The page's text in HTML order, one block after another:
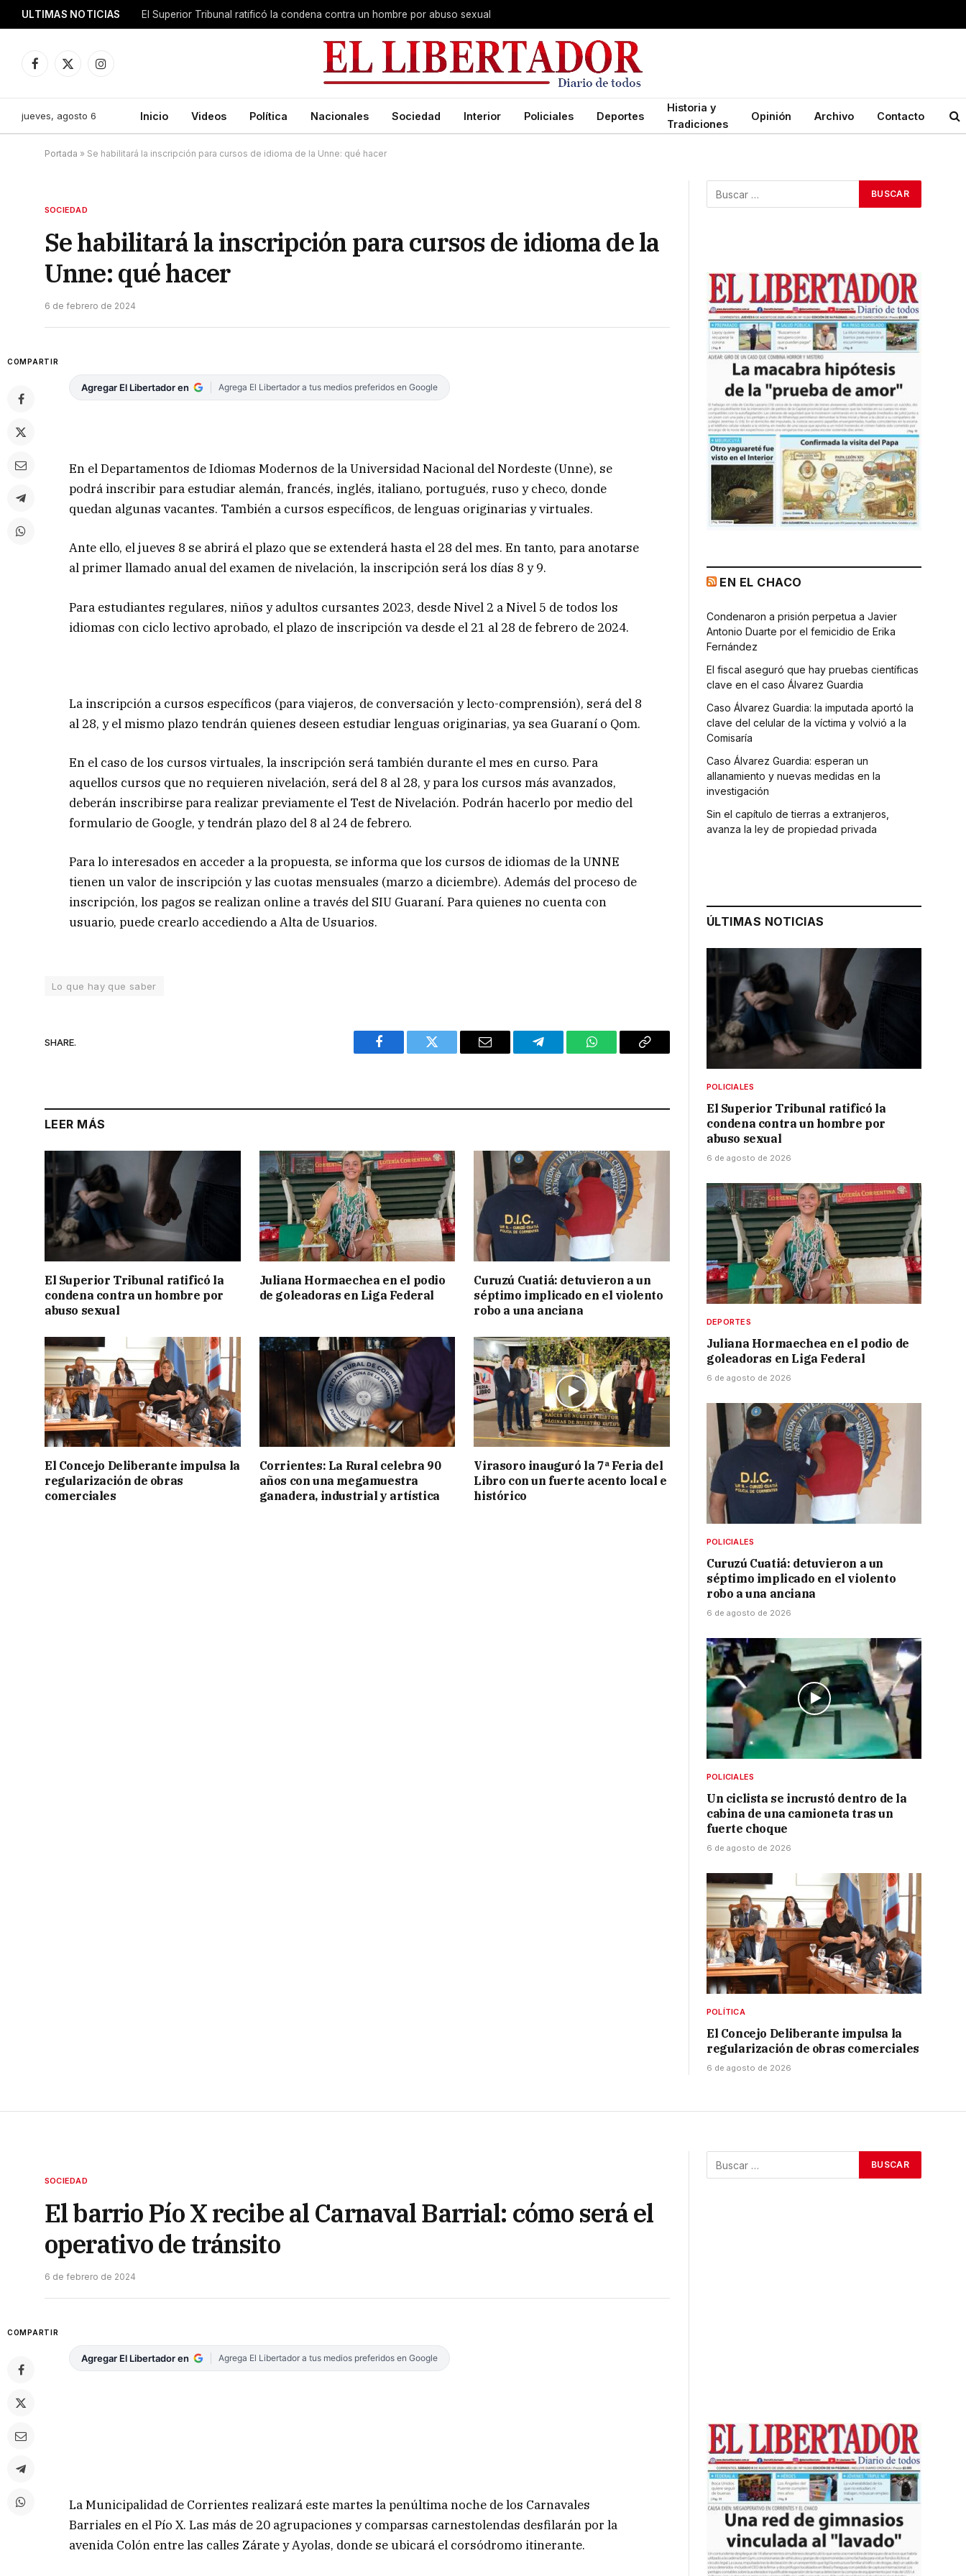
ULTIMAS NOTICIAS El Superior Tribunal ratificó la condena contra un hombre por abuso sexual
Facebook
X
Instagram
jueves, agosto 6 Inicio Videos Política Nacionales Sociedad Interior Policiales Deportes
Historia y
Tradiciones
Opinión Archivo Contacto
Portada » Se habilitará la inscripción para cursos de idioma de la Unne: qué hacer
SOCIEDAD
Se habilitará la inscripción para cursos de idioma de la
Unne: qué hacer
6 de febrero de 2024
COMPARTIR
Agregar El Libertador en Agrega El Libertador a tus medios preferidos en Google
En el Departamentos de Idiomas Modernos de la Universidad Nacional del Nordeste (Unne), se
podrá inscribir para estudiar alemán, francés, inglés, italiano, portugués, ruso y checo, donde
quedan algunas vacantes. También a cursos específicos, de lenguas originarias y virtuales.
Ante ello, el jueves 8 se abrirá el plazo que se extenderá hasta el 28 del mes. En tanto, para anotarse
al primer llamado anual del examen de nivelación, la inscripción será los días 8 y 9.
Para estudiantes regulares, niños y adultos cursantes 2023, desde Nivel 2 a Nivel 5 de todos los
idiomas con ciclo lectivo aprobado, el plazo de inscripción va desde el 21 al 28 de febrero de 2024.
La inscripción a cursos específicos (para viajeros, de conversación y lecto-comprensión), será del 8
al 28, y el mismo plazo tendrán quienes deseen estudiar lenguas originarias, ya sea Guaraní o Qom.
En el caso de los cursos virtuales, la inscripción será también durante el mes en curso. Para
aquellos cursos que no requieren nivelación, será del 8 al 28, y para los cursos más avanzados,
deberán inscribirse para realizar previamente el Test de Nivelación. Podrán hacerlo por medio del
formulario de Google, y tendrán plazo del 8 al 24 de febrero.
Para lo interesados en acceder a la propuesta, se informa que los cursos de idiomas de la UNNE
tienen un valor de inscripción y las cuotas mensuales (marzo a diciembre). Además del proceso de
inscripción, los pagos se realizan online a través del SIU Guaraní. Para quienes no cuenta con
usuario, puede crearlo accediendo a Alta de Usuarios.
Lo que hay que saber
SHARE.
Facebook Twitter Email Telegram WhatsAppCopy
LEER MÁS
El Superior Tribunal ratificó la
condena contra un hombre por
abuso sexual
Juliana Hormaechea en el podio
de goleadoras en Liga Federal
Curuzú Cuatiá: detuvieron a un
séptimo implicado en el violento
robo a una anciana
El Concejo Deliberante impulsa la
regularización de obras
comerciales
Corrientes: La Rural celebra 90
años con una megamuestra
ganadera, industrial y artística
Virasoro inauguró la 7ª Feria del
Libro con un fuerte acento local e
histórico
EN EL CHACO
Condenaron a prisión perpetua a Javier
Antonio Duarte por el femicidio de Erika
Fernández
El fiscal aseguró que hay pruebas científicas
clave en el caso Álvarez Guardia
Caso Álvarez Guardia: la imputada aportó la
clave del celular de la víctima y volvió a la
Comisaría
Caso Álvarez Guardia: esperan un
allanamiento y nuevas medidas en la
investigación
Sin el capítulo de tierras a extranjeros,
avanza la ley de propiedad privada
ÚLTIMAS NOTICIAS
POLICIALES
El Superior Tribunal ratificó la
condena contra un hombre por
abuso sexual
6 de agosto de 2026
DEPORTES
Juliana Hormaechea en el podio de
goleadoras en Liga Federal
6 de agosto de 2026
POLICIALES
Curuzú Cuatiá: detuvieron a un
séptimo implicado en el violento
robo a una anciana
6 de agosto de 2026
POLICIALES
Un ciclista se incrustó dentro de la
cabina de una camioneta tras un
fuerte choque
6 de agosto de 2026
POLÍTICA
El Concejo Deliberante impulsa la
regularización de obras comerciales
6 de agosto de 2026
SOCIEDAD
El barrio Pío X recibe al Carnaval Barrial: cómo será el
operativo de tránsito
6 de febrero de 2024
COMPARTIR
Agregar El Libertador en Agrega El Libertador a tus medios preferidos en Google
La Municipalidad de Corrientes realizará este martes la penúltima noche de los Carnavales
Barriales en el Pío X. Las más de 20 agrupaciones y comparsas carnestolendas desfilarán por la
avenida Colón entre las calles Zárate y Ayolas, donde se ubicará el corsódromo itinerante.